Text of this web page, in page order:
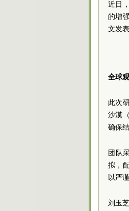
近日
的增
文发
全球
此次
沙漠
确保
团队
拟，
以严
刘玉